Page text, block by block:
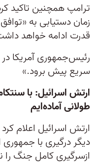
ترامپ همچنین تاکید
زمان دستیابی به
قدرت ادامه خواهد
رئیس‌جمهوری آمریکا
سریع پیش برود.»
ارتش اسرائیل: با
طولانی آماده‌ایم
ارتش اسرائیل اعلام
دیگر درگیری با جمهوری
ازسرگیری کامل جنگ را